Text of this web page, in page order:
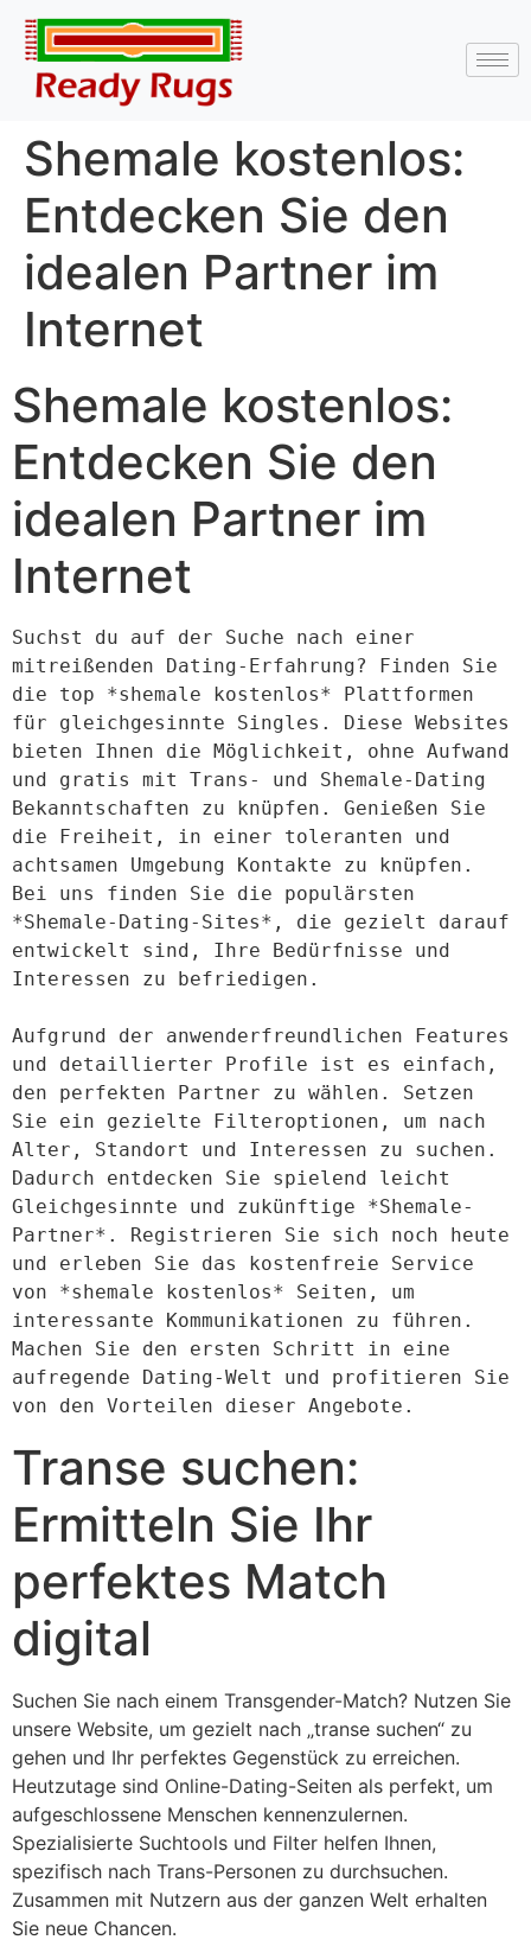
Shemale kostenlos:
Entdecken Sie den
idealen Partner im
Internet
Shemale kostenlos:
Entdecken Sie den
idealen Partner im
Internet
Suchst du auf der Suche nach einer
mitreißenden Dating-Erfahrung? Finden Sie
die top *shemale kostenlos* Plattformen
für gleichgesinnte Singles. Diese Websites
bieten Ihnen die Möglichkeit, ohne Aufwand
und gratis mit Trans- und Shemale-Dating
Bekanntschaften zu knüpfen. Genießen Sie
die Freiheit, in einer toleranten und
achtsamen Umgebung Kontakte zu knüpfen.
Bei uns finden Sie die populärsten
*Shemale-Dating-Sites*, die gezielt darauf
entwickelt sind, Ihre Bedürfnisse und
Interessen zu befriedigen.
Aufgrund der anwenderfreundlichen Features
und detaillierter Profile ist es einfach,
den perfekten Partner zu wählen. Setzen
Sie ein gezielte Filteroptionen, um nach
Alter, Standort und Interessen zu suchen.
Dadurch entdecken Sie spielend leicht
Gleichgesinnte und zukünftige *Shemale-
Partner*. Registrieren Sie sich noch heute
und erleben Sie das kostenfreie Service
von *shemale kostenlos* Seiten, um
interessante Kommunikationen zu führen.
Machen Sie den ersten Schritt in eine
aufregende Dating-Welt und profitieren Sie
von den Vorteilen dieser Angebote.
Transe suchen:
Ermitteln Sie Ihr
perfektes Match
digital
Suchen Sie nach einem Transgender-Match? Nutzen Sie
unsere Website, um gezielt nach „transe suchen“ zu
gehen und Ihr perfektes Gegenstück zu erreichen.
Heutzutage sind Online-Dating-Seiten als perfekt, um
aufgeschlossene Menschen kennenzulernen.
Spezialisierte Suchtools und Filter helfen Ihnen,
spezifisch nach Trans-Personen zu durchsuchen.
Zusammen mit Nutzern aus der ganzen Welt erhalten
Sie neue Chancen.